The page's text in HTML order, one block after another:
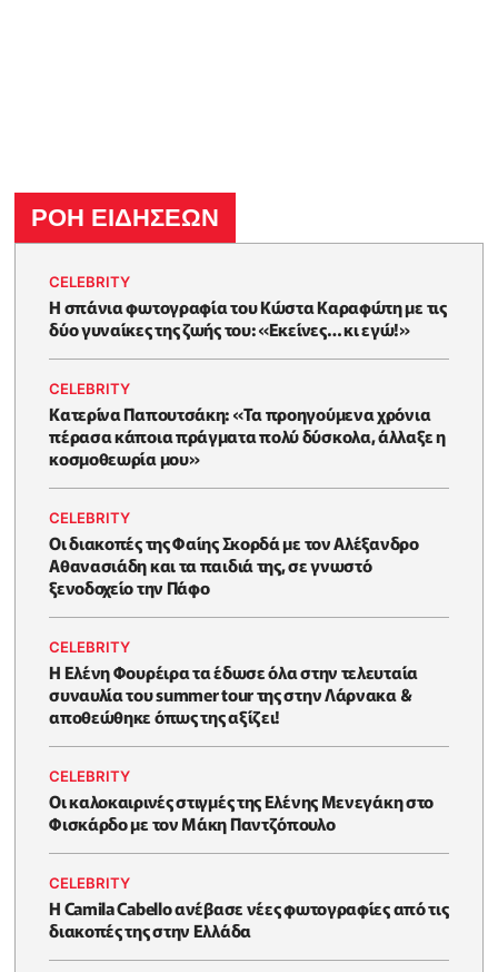
ΡΟΗ ΕΙΔΗΣΕΩΝ
CELEBRITY
Η σπάνια φωτογραφία του Κώστα Καραφώτη με τις
δύο γυναίκες της ζωής του: «Εκείνες… κι εγώ!»
CELEBRITY
Κατερίνα Παπουτσάκη: «Τα προηγούμενα χρόνια
πέρασα κάποια πράγματα πολύ δύσκολα, άλλαξε η
κοσμοθεωρία μου»
CELEBRITY
Οι διακοπές της Φαίης Σκορδά με τον Αλέξανδρο
Αθανασιάδη και τα παιδιά της, σε γνωστό
ξενοδοχείο την Πάφο
CELEBRITY
Η Ελένη Φουρέιρα τα έδωσε όλα στην τελευταία
συναυλία του summer tour της στην Λάρνακα &
αποθεώθηκε όπως της αξίζει!
CELEBRITY
Oι καλοκαιρινές στιγμές της Ελένης Μενεγάκη στο
Φισκάρδο με τον Μάκη Παντζόπουλο
CELEBRITY
Η Camila Cabello ανέβασε νέες φωτογραφίες από τις
διακοπές της στην Ελλάδα